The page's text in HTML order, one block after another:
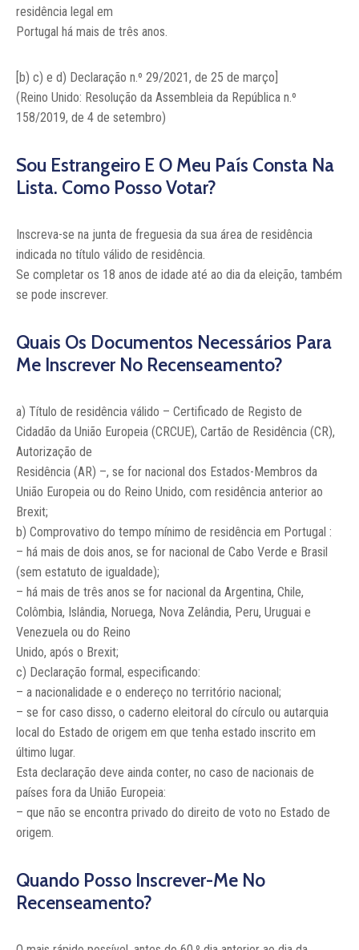
residência legal em
Portugal há mais de três anos.
[b) c) e d) Declaração n.º 29/2021, de 25 de março]
(Reino Unido: Resolução da Assembleia da República n.º
158/2019, de 4 de setembro)
Sou Estrangeiro E O Meu País Consta Na
Lista. Como Posso Votar?
Inscreva-se na junta de freguesia da sua área de residência
indicada no título válido de residência.
Se completar os 18 anos de idade até ao dia da eleição, também
se pode inscrever.
Quais Os Documentos Necessários Para
Me Inscrever No Recenseamento?
a) Título de residência válido – Certificado de Registo de
Cidadão da União Europeia (CRCUE), Cartão de Residência (CR),
Autorização de
Residência (AR) –, se for nacional dos Estados-Membros da
União Europeia ou do Reino Unido, com residência anterior ao
Brexit;
b) Comprovativo do tempo mínimo de residência em Portugal :
– há mais de dois anos, se for nacional de Cabo Verde e Brasil
(sem estatuto de igualdade);
– há mais de três anos se for nacional da Argentina, Chile,
Colômbia, Islândia, Noruega, Nova Zelândia, Peru, Uruguai e
Venezuela ou do Reino
Unido, após o Brexit;
c) Declaração formal, especificando:
– a nacionalidade e o endereço no território nacional;
– se for caso disso, o caderno eleitoral do círculo ou autarquia
local do Estado de origem em que tenha estado inscrito em
último lugar.
Esta declaração deve ainda conter, no caso de nacionais de
países fora da União Europeia:
– que não se encontra privado do direito de voto no Estado de
origem.
Quando Posso Inscrever-Me No
Recenseamento?